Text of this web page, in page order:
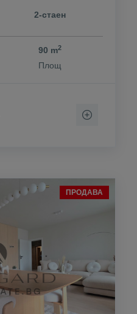
2-стаен
90 m2
Площ
ПРОДАВА